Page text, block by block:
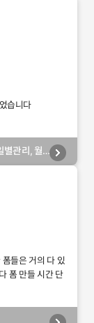
습니다
별관리, 월
들은 거의 다 있
폼 만들 시간 단